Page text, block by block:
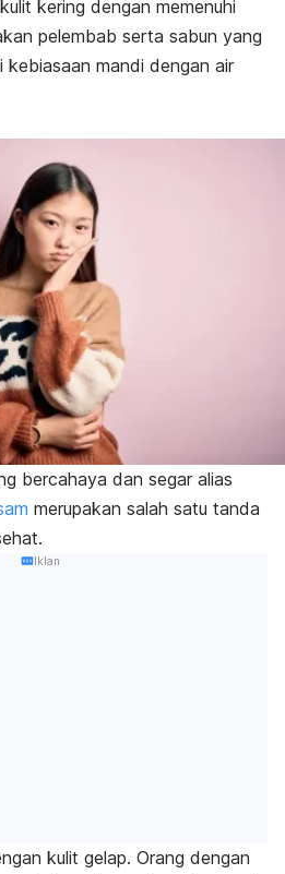
kering dengan memenuhi
pelembab serta sabun yang
kebiasaan mandi dengan air
bercahaya dan segar alias
merupakan salah satu tanda
Iklan
kulit gelap. Orang dengan